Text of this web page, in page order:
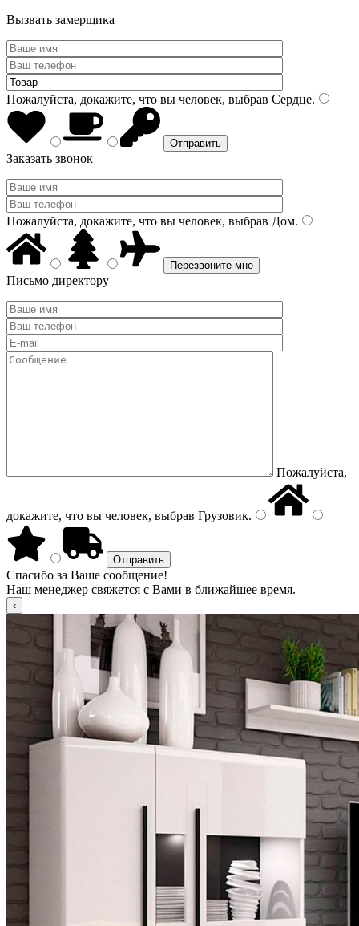
Вызвать замерщика
Пожалуйста, докажите, что вы человек, выбрав Сердце.
Заказать звонок
Пожалуйста, докажите, что вы человек, выбрав Дом.
Письмо директору
Пожалуйста,
докажите, что вы человек, выбрав Грузовик.
Спасибо за Ваше сообщение!
Наш менеджер свяжется с Вами в ближайшее время.